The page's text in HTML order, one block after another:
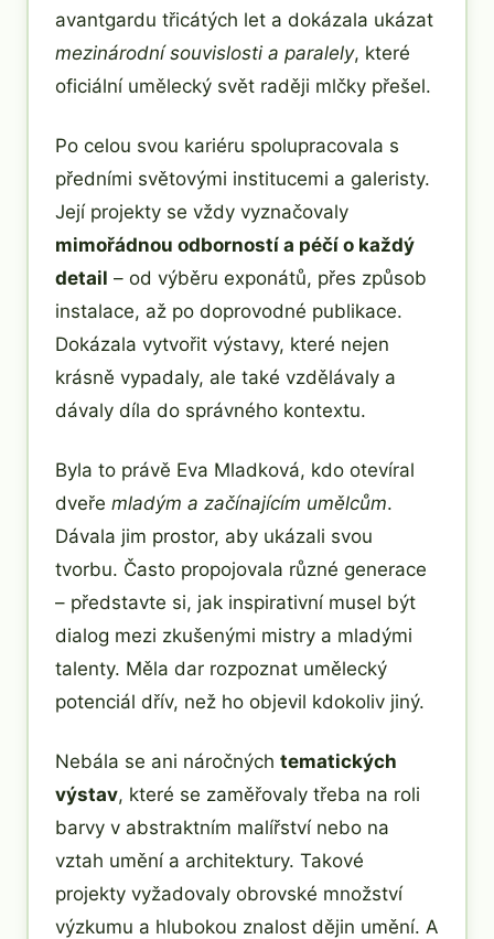
avantgardu třicátých let a dokázala ukázat
mezinárodní souvislosti a paralely, které
oficiální umělecký svět raději mlčky přešel.
Po celou svou kariéru spolupracovala s
předními světovými institucemi a galeristy.
Její projekty se vždy vyznačovaly
mimořádnou odborností a péčí o každý
detail – od výběru exponátů, přes způsob
instalace, až po doprovodné publikace.
Dokázala vytvořit výstavy, které nejen
krásně vypadaly, ale také vzdělávaly a
dávaly díla do správného kontextu.
Byla to právě Eva Mladková, kdo otevíral
dveře mladým a začínajícím umělcům.
Dávala jim prostor, aby ukázali svou
tvorbu. Často propojovala různé generace
– představte si, jak inspirativní musel být
dialog mezi zkušenými mistry a mladými
talenty. Měla dar rozpoznat umělecký
potenciál dřív, než ho objevil kdokoliv jiný.
Nebála se ani náročných tematických
výstav, které se zaměřovaly třeba na roli
barvy v abstraktním malířství nebo na
vztah umění a architektury. Takové
projekty vyžadovaly obrovské množství
výzkumu a hlubokou znalost dějin umění. A